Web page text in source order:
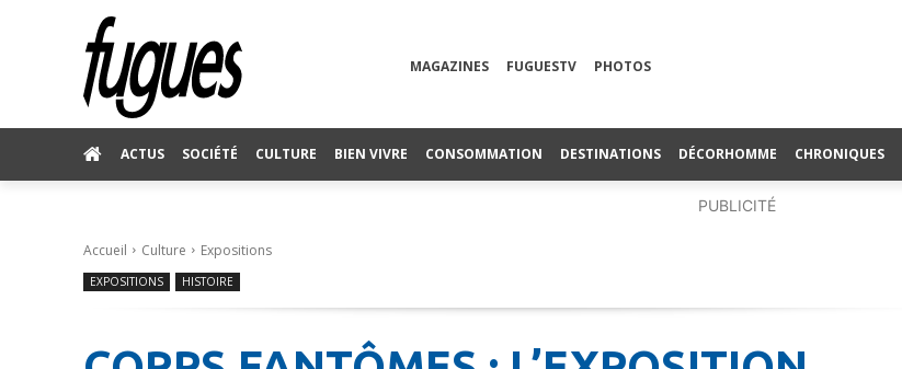
MAGAZINES FUGUESTV PHOTOS
ACTUS SOCIÉTÉ CULTURE BIEN VIVRE CONSOMMATION DESTINATIONS DÉCORHOMME CHRONIQUES
PUBLICITÉ
Accueil Culture Expositions
EXPOSITIONS HISTOIRE